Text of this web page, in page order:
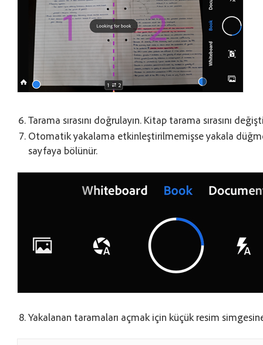
Tarama sırasını doğrulayın. Kitap tarama sırasını
Otomatik yakalama etkinleştirilmemişse yakala
sayfaya bölünür.
Yakalanan taramaları açmak için küçük resim